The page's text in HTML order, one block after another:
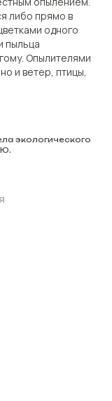
либо прямо в
одного
пыльца
Опылителями
и ветер, птицы,
экологического